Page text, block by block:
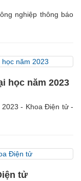
nghiệp thông báo
học năm 2023
- Khoa Điện tử -
tử